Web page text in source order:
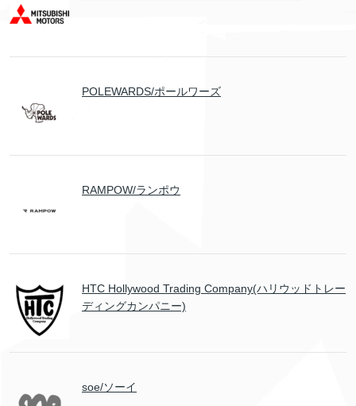
POLEWARDS/ポールワーズ
RAMPOW/ランポウ
HTC Hollywood Trading Company(ハリウッドトレー
ディングカンパニー)
soe/ソーイ